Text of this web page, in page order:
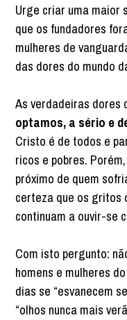
Urge criar uma maior
que os fundadores
mulheres de
das dores do mundo
As verdadeiras dores
optamos, a sério e
Cristo é de todos e
ricos e pobres.
próximo de quem
certeza que os gritos
continuam a ouvir-se
Com isto pergunto:
homens e mulheres
dias se “esvanecem
“olhos nunca mais